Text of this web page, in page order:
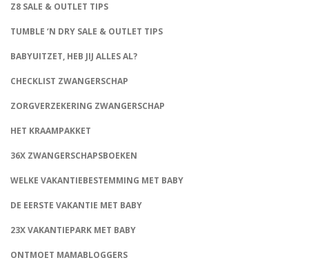
Z8 SALE & OUTLET TIPS
TUMBLE ‘N DRY SALE & OUTLET TIPS
BABYUITZET, HEB JIJ ALLES AL?
CHECKLIST ZWANGERSCHAP
ZORGVERZEKERING ZWANGERSCHAP
HET KRAAMPAKKET
36X ZWANGERSCHAPSBOEKEN
WELKE VAKANTIEBESTEMMING MET BABY
DE EERSTE VAKANTIE MET BABY
23X VAKANTIEPARK MET BABY
ONTMOET MAMABLOGGERS